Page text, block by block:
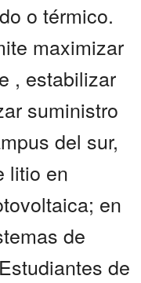
o térmico.
maximizar
, estabilizar
suministro
del sur,
litio en
en
de
de